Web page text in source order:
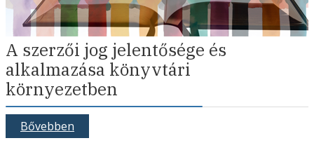
A szerzői jog jelentősége és
alkalmazása könyvtári
környezetben
Bővebben